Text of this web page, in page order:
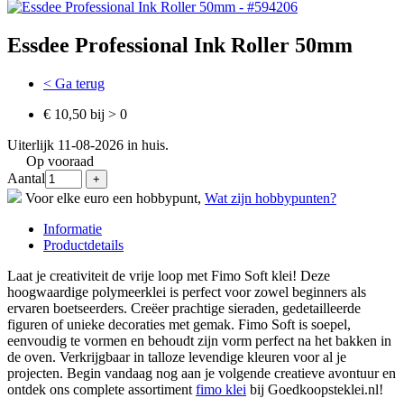
Essdee Professional Ink Roller 50mm
< Ga terug
€ 10,50 bij > 0
Uiterlijk 11-08-2026 in huis.
Op vooraad
Aantal
Voor elke euro een hobbypunt, Wat zijn hobbypunten?
Informatie
Productdetails
Laat je creativiteit de vrije loop met Fimo Soft klei! Deze
hoogwaardige polymeerklei is perfect voor zowel beginners als
ervaren boetseerders. Creëer prachtige sieraden, gedetailleerde
figuren of unieke decoraties met gemak. Fimo Soft is soepel,
eenvoudig te vormen en behoudt zijn vorm perfect na het bakken in
de oven. Verkrijgbaar in talloze levendige kleuren voor al je
projecten. Begin vandaag nog aan je volgende creatieve avontuur en
ontdek ons complete assortiment fimo klei bij Goedkoopsteklei.nl!